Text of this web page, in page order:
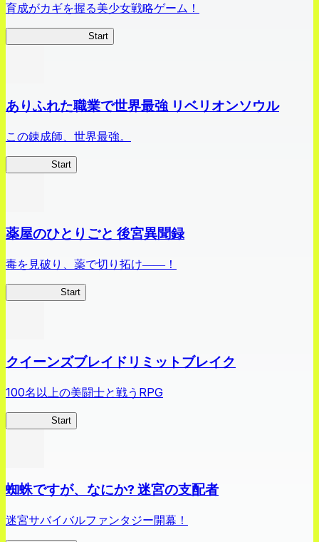
育成がカギを握る美少女戦略ゲーム！
Start
ありふれた職業で世界最強 リベリオンソウル
この錬成師、世界最強。
Start
薬屋のひとりごと 後宮異聞録
毒を見破り、薬で切り拓け――！
Start
クイーンズブレイドリミットブレイク
100名以上の美闘士と戦うRPG
Start
蜘蛛ですが、なにか? 迷宮の支配者
迷宮サバイバルファンタジー開幕！